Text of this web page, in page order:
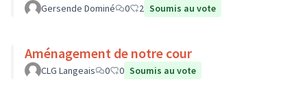
Gersende Dominé 0 2 Soumis au vote
Aménagement de notre cour
CLG Langeais 0 0 Soumis au vote